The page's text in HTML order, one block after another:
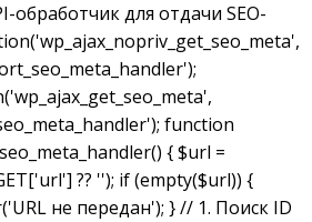
обработчик для отдачи SEO-
function
{ $url =
?? ''); if (empty($url)) {
не передан'); } // 1. Поиск ID